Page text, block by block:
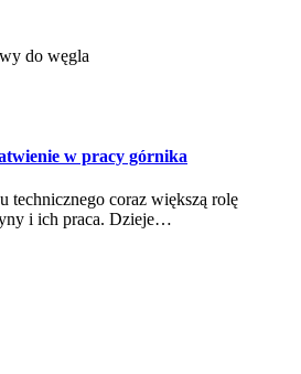
w pracy górnika
technicznego coraz większą rolę
i ich praca. Dzieje…